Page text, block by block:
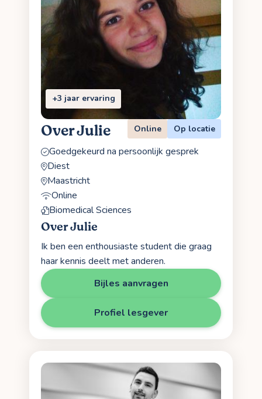
+3 jaar ervaring
Over Julie Online Op locatie
Goedgekeurd na persoonlijk gesprek
Diest
Maastricht
Online
Biomedical Sciences
Over Julie
Ik ben een enthousiaste student die graag
haar kennis deelt met anderen.
Bijles aanvragen
Profiel lesgever